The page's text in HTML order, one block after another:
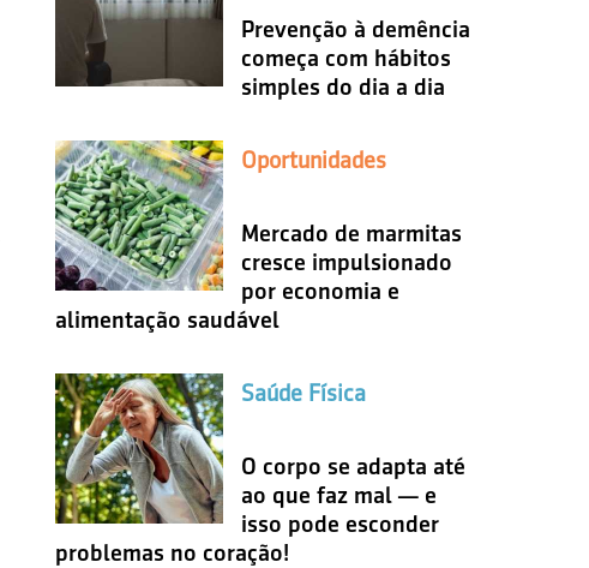
Prevenção à demência
começa com hábitos
simples do dia a dia
Oportunidades
Mercado de marmitas
cresce impulsionado
por economia e
alimentação saudável
Saúde Física
O corpo se adapta até
ao que faz mal — e
isso pode esconder
problemas no coração!